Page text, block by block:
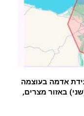
אדמה בעוצמה
באזור מצרים,